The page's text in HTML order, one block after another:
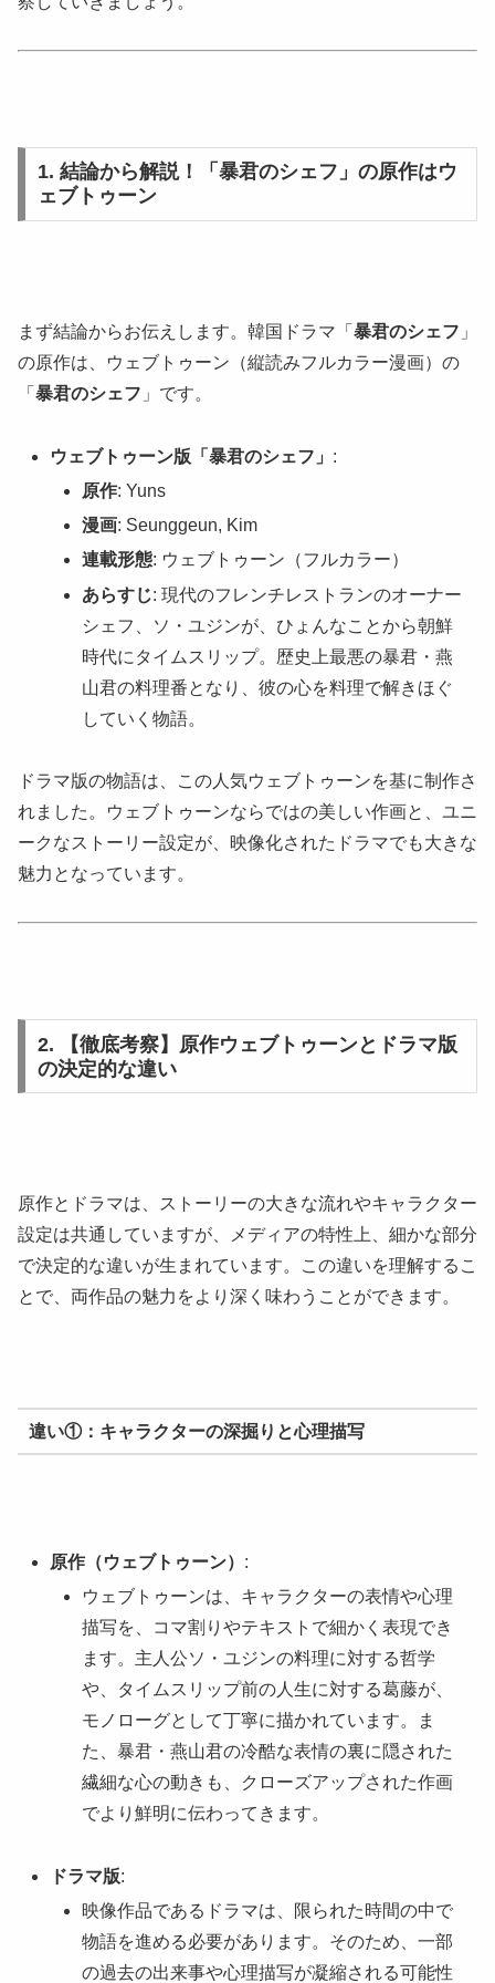
1. 結論から解説！「暴君のシェフ」の原作はウ
ェブトゥーン
まず結論からお伝えします。韓国ドラマ「 暴君のシェフ 」
の原作は、ウェブトゥーン（縦読みフルカラー漫画）の
「 暴君のシェフ 」です。
ウェブトゥーン版「暴君のシェフ」 :
原作: Yuns
漫画: Seunggeun, Kim
連載形態: ウェブトゥーン（フルカラー）
あらすじ: 現代のフレンチレストランのオーナー
シェフ、ソ・ユジンが、ひょんなことから朝鮮
時代にタイムスリップ。歴史上最悪の暴君・燕
山君の料理番となり、彼の心を料理で解きほぐ
していく物語。
ドラマ版の物語は、この人気ウェブトゥーンを基に制作さ
れました。ウェブトゥーンならではの美しい作画と、ユニ
ークなストーリー設定が、映像化されたドラマでも大きな
魅力となっています。
2. 【徹底考察】原作ウェブトゥーンとドラマ版
の決定的な違い
原作とドラマは、ストーリーの大きな流れやキャラクター
設定は共通していますが、メディアの特性上、細かな部分
で決定的な違いが生まれています。この違いを理解するこ
とで、両作品の魅力をより深く味わうことができます。
違い①：キャラクターの深掘りと心理描写
原作（ウェブトゥーン） :
ウェブトゥーンは、キャラクターの表情や心理
描写を、コマ割りやテキストで細かく表現でき
ます。主人公ソ・ユジンの料理に対する哲学
や、タイムスリップ前の人生に対する葛藤が、
モノローグとして丁寧に描かれています。ま
た、暴君・燕山君の冷酷な表情の裏に隠された
繊細な心の動きも、クローズアップされた作画
でより鮮明に伝わってきます。
ドラマ版:
映像作品であるドラマは、限られた時間の中で
物語を進める必要があります。そのため、一部
の過去の出来事や心理描写が凝縮される可能性